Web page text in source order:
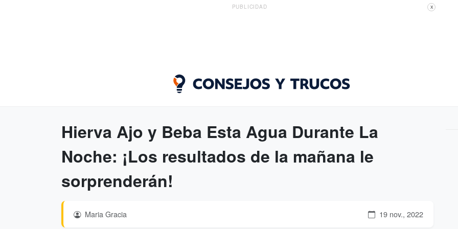
PUBLICIDAD X
Hierva Ajo y Beba Esta Agua Durante La
Noche: ¡Los resultados de la mañana le
sorprenderán!
Maria Gracia 19 nov., 2022